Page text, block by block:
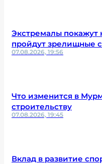
Экстремалы покажут
пройдут зрелищные
07.08.2026, 19:56
Что изменится в
строительству
07.08.2026, 19:45
Вклад в развитие